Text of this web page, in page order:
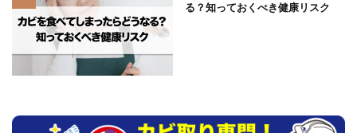
る？知っておくべき健康リスク